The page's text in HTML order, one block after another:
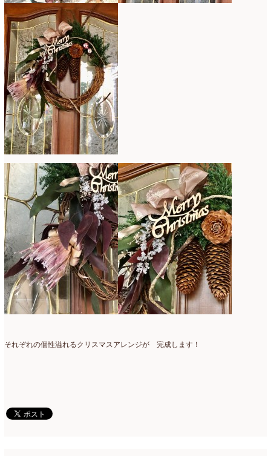
それぞれの個性溢れるクリスマスアレンジが 完成します！